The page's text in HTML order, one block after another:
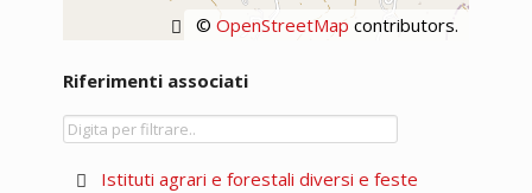
© OpenStreetMap contributors.
Riferimenti associati
Istituti agrari e forestali diversi e feste